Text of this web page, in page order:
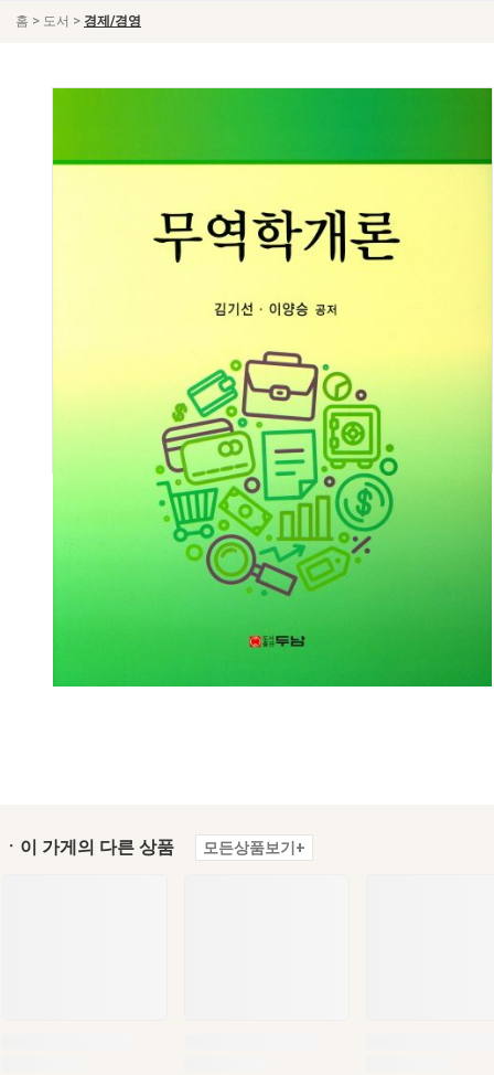
홈 > 도서 > 경제/경영
ㆍ이 가게의 다른 상품 모든상품보기+